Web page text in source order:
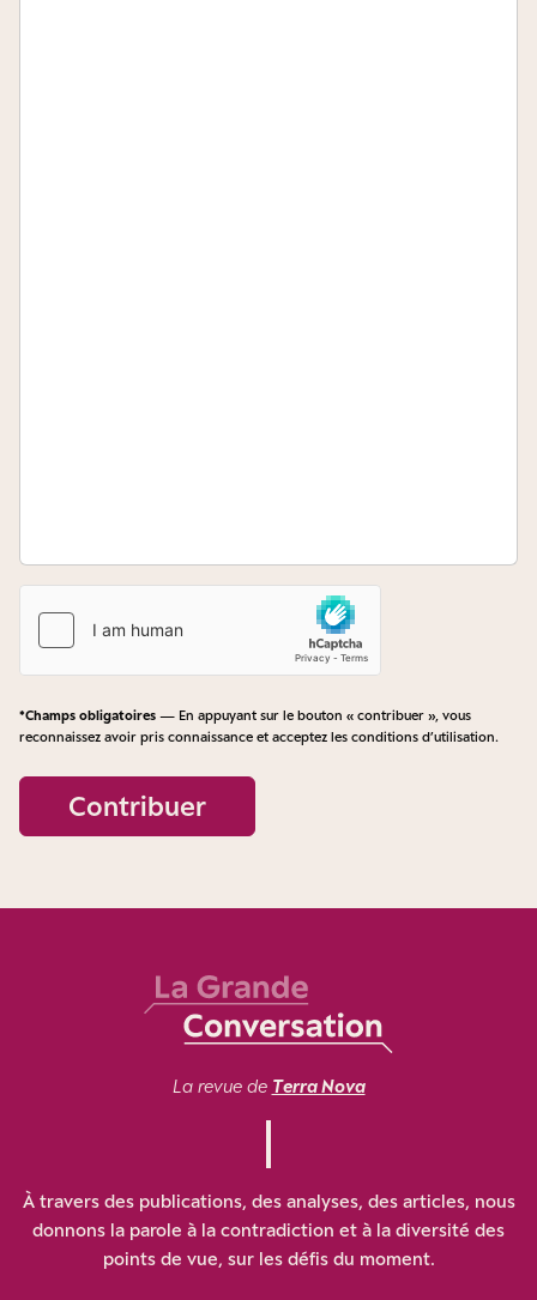
*Champs obligatoires — En appuyant sur le bouton « contribuer », vous
reconnaissez avoir pris connaissance et acceptez les conditions d’utilisation.
Contribuer
La revue de Terra Nova
À travers des publications, des analyses, des articles, nous
donnons la parole à la contradiction et à la diversité des
points de vue, sur les défis du moment.